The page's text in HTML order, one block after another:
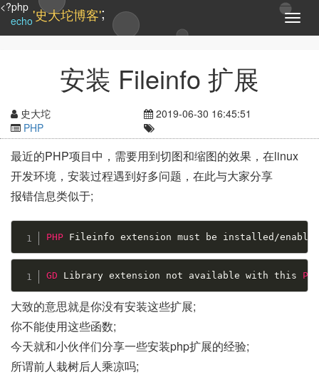
T
o
g
o
n
<?php
echo'史大坨博客';
安装 Fileinfo 扩展
史大坨
2019-06-30 16:45:51
PHP
最近的PHP项目中，需要用到切图和缩图的效果，在linux
开发环境，安装过程遇到好多问题，在此与大家分享
报错信息类似于;
PHP Fileinfo extension must be installed /
GD Library extension not available with this
大致的意思就是你没有安装这些扩展;
你不能使用这些函数;
今天就和小伙伴们分享一些安装php扩展的经验;
所谓前人栽树后人乘凉吗;